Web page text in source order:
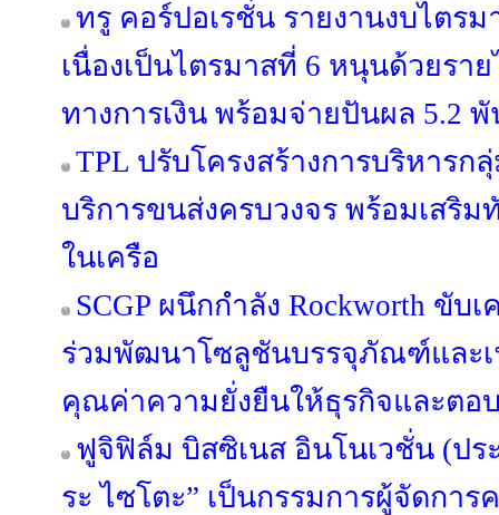
ทรู คอร์ปอเรชั่น รายงานงบไตรม
เนื่องเป็นไตรมาสที่ 6 หนุนด้วยรา
ทางการเงิน พร้อมจ่ายปันผล 5.2
TPL ปรับโครงสร้างการบริหาร
บริการขนส่งครบวงจร พร้อมเสริม
ในเครือ
SCGP ผนึกกำลัง Rockworth ขับ
ร่วมพัฒนาโซลูชันบรรจุภัณฑ์และเ
คุณค่าความยั่งยืนให้ธุรกิจและตอ
ฟูจิฟิล์ม บิสซิเนส อินโนเวชั่น (ปร
ระ ไซโตะ” เป็นกรรมการผู้จัดกา